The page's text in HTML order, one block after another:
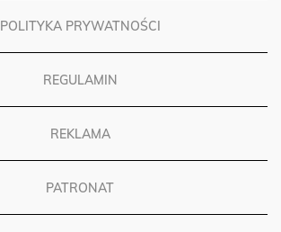
POLITYKA PRYWATNOŚCI
REGULAMIN
REKLAMA
PATRONAT